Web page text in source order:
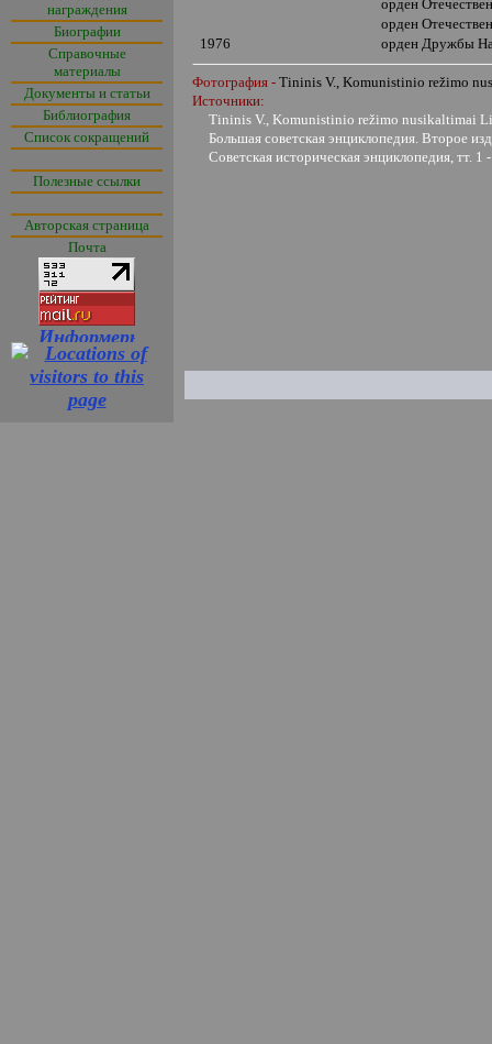
награждения
Биографии
Справочные
материалы
Документы и статьи
Библиография
Список сокращений
Полезные ссылки
Авторская страница
Почта
орден
орден
1976
орден Дружбы
Фотография - Tininis V., Komunistinio režimo
Источники:
Tininis V., Komunistinio režimo nusikaltimai
Большая советская энциклопедия. Второе
Советская историческая энциклопедия, тт.